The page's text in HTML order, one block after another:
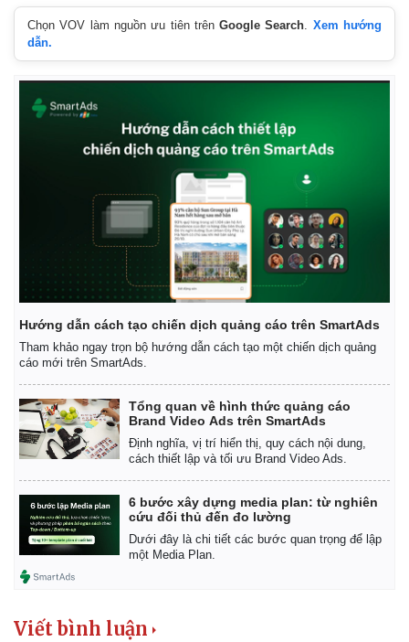
Chọn VOV làm nguồn ưu tiên trênGoogle Search
Xem hướng
dẫn.
Hướng dẫn cách tạo chiến dịch quảng cáo trên SmartAds
Tham khảo ngay trọn bộ hướng dẫn cách tạo một chiến dịch quảng
cáo mới trên SmartAds.
Tổng quan về hình thức quảng cáo
Brand Video Ads trên SmartAds
Định nghĩa, vị trí hiển thị, quy cách nội dung,
cách thiết lập và tối ưu Brand Video Ads.
6 bước xây dựng media plan: từ nghiên
cứu đối thủ đến đo lường
Dưới đây là chi tiết các bước quan trọng để lập
một Media Plan.
Viết bình luận